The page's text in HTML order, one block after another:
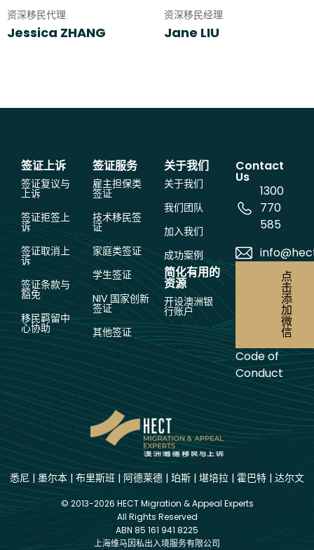
资深移民代理
Jessica ZHANG
资深移民经理
Jane LIU
签证上诉
签证复议与
上诉
签证拒签上
诉
签证取消上
诉
签证条款与
豁免
移民羁留中
心协助
签证服务
雇主担保类
签证
技术移民签
证
家庭类签证
学生签证
NIV 国家创新
签证
其他签证
关于我们
关于我们
我们团队
加入我们
成功案例
简化有用的
资源
开设澳洲银
行账户
Contact
Us
1300
770
585
点
击
添
加
微
信
Code of
Conduct
悉尼 | 墨尔本 | 布里斯班 | 阿德莱德 | 珀斯 | 堪培拉 | 霍巴特 | 达尔文
© 2013-2026 HECT Migration & Appeal Experts
All Rights Reserved
ABN 85 161 941 8225
上海维马因私出入境服务有限公司